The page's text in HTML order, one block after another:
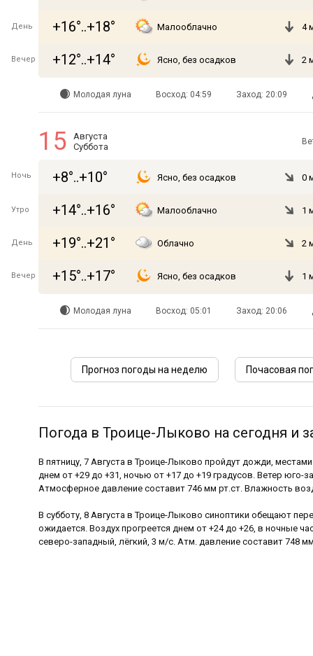
День +16°..+18° Малооблачно 4
Вечер +12°..+14° Ясно, без осадков 2
Молодая луна Восход: 04:59 Заход: 20:09
15
Августа
Суббота
Ночь +8°..+10° Ясно, без осадков 0
Утро +14°..+16° Малооблачно 1
День +19°..+21° Облачно 2
Вечер +15°..+17° Ясно, без осадков 1
Молодая луна Восход: 05:01 Заход: 20:06
Прогноз погоды на неделю Почасовая
Погода в Троице-Лыково на сегодня и
В пятницу, 7 Августа в Троице-Лыково пройдут дожди,
днем от +29 до +31, ночью от +17 до +19 градусов. Ветер юго-
Атмосферное давление составит 746 мм рт.ст. Влажность
В субботу, 8 Августа в Троице-Лыково синоптики обещают
ожидается. Воздух прогреется днем от +24 до +26, в ночные
северо-западный, лёгкий, 3 м/с. Атм. давление составит 748